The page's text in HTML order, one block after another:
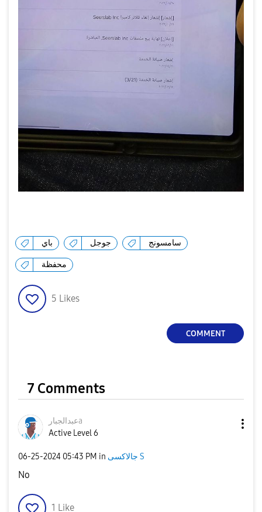
باي جوجل سامسونج
محفظة
5 Likes
COMMENT
7 Comments
عبدالجبارa
Active Level 6
‎06-25-2024 05:43 PM in جالاكسى S
No
1 Like